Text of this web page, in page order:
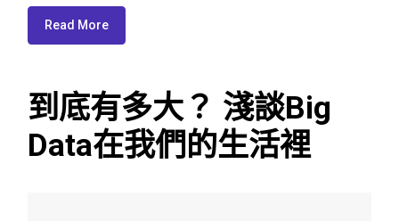
Read More
到底有多大？ 淺談Big
Data在我們的生活裡